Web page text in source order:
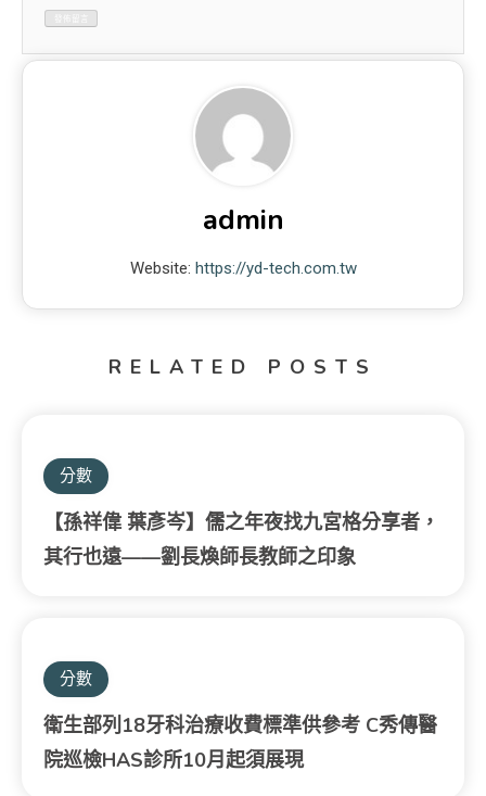
admin
Website: https://yd-tech.com.tw
RELATED POSTS
分數
【孫祥偉 葉彥岑】儒之年夜找九宮格分享者，
其行也遠——劉長煥師長教師之印象
分數
衛生部列18牙科治療收費標準供參考 C秀傳醫
院巡檢HAS診所10月起須展現